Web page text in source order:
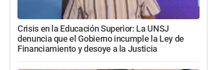
Crisis en la Educación Superior: La UNSJ
denuncia que el Gobierno incumple la Ley de
Financiamiento y desoye a la Justicia